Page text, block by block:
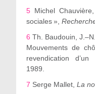
5Michel Chauvière,
sociales »,
6 Th. Baudouin,
Mouvements de
revendication
1989.
7 Serge Mallet, La